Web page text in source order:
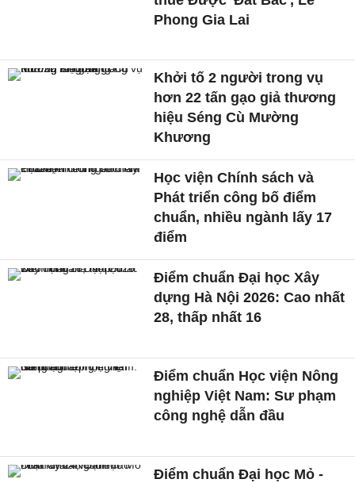
Phong Gia Lai
Khởi tố 2 người trong vụ
hơn 22 tấn gạo giả thương
hiệu Séng Cù Mường
Khương
Học viện Chính sách và
Phát triển công bố điểm
chuẩn, nhiều ngành lấy 17
điểm
Điểm chuẩn Đại học Xây
dựng Hà Nội 2026: Cao nhất
28, thấp nhất 16
Điểm chuẩn Học viện Nông
nghiệp Việt Nam: Sư phạm
công nghệ dẫn đầu
Điểm chuẩn Đại học Mỏ -